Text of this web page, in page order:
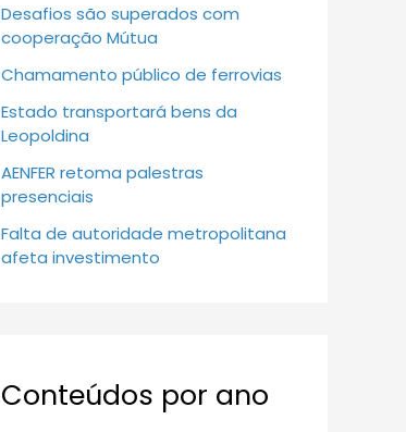
Desafios são superados com
cooperação Mútua
Chamamento público de ferrovias
Estado transportará bens da
Leopoldina
AENFER retoma palestras
presenciais
Falta de autoridade metropolitana
afeta investimento
Conteúdos por ano